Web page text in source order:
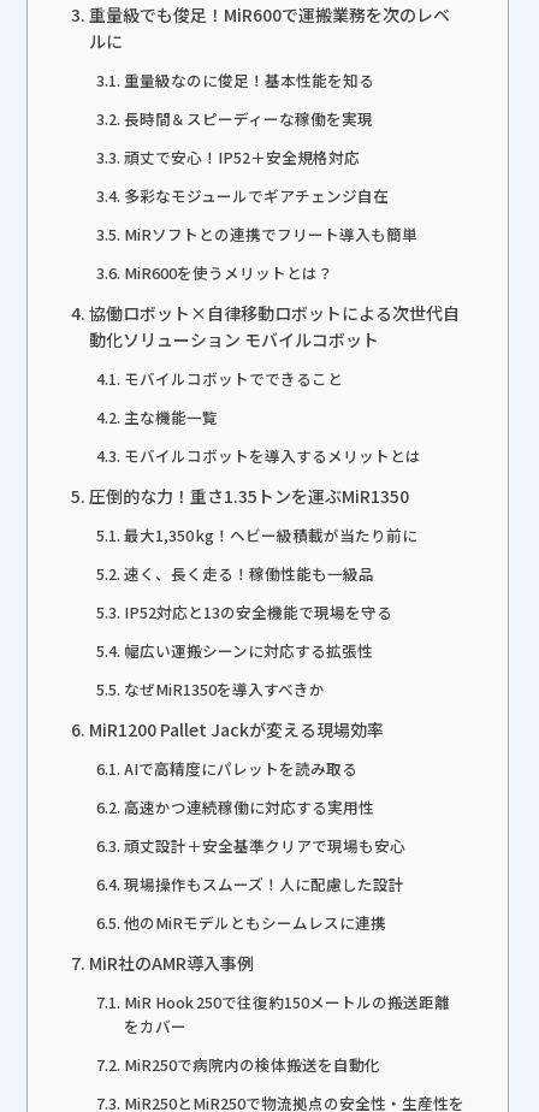
重量級でも俊足！MiR600で運搬業務を次のレベ
ルに
重量級なのに俊足！基本性能を知る
長時間＆スピーディーな稼働を実現
頑丈で安心！IP52＋安全規格対応
多彩なモジュールでギアチェンジ自在
MiRソフトとの連携でフリート導入も簡単
MiR600を使うメリットとは？
協働ロボット×自律移動ロボットによる次世代自
動化ソリューション モバイルコボット
モバイルコボットでできること
主な機能一覧
モバイルコボットを導入するメリットとは
圧倒的な力！重さ1.35トンを運ぶMiR1350
最大1,350 kg！ヘビー級積載が当たり前に
速く、長く走る！稼働性能も一級品
IP52対応と13の安全機能で現場を守る
幅広い運搬シーンに対応する拡張性
なぜMiR1350を導入すべきか
MiR1200 Pallet Jackが変える現場効率
AIで高精度にパレットを読み取る
高速かつ連続稼働に対応する実用性
頑丈設計＋安全基準クリアで現場も安心
現場操作もスムーズ！人に配慮した設計
他のMiRモデルともシームレスに連携
MiR社のAMR導入事例
MiR Hook 250で往復約150メートルの搬送距離
をカバー
MiR250で病院内の検体搬送を自動化
MiR250とMiR250で物流拠点の安全性・生産性を